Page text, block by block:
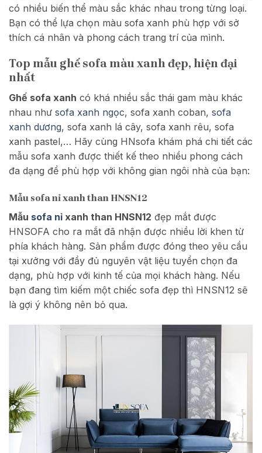
có nhiều biến thể màu sắc khác nhau trong từng loại.
Bạn có thể lựa chọn màu sofa xanh phù hợp với sở
thích cá nhân và phong cách trang trí của mình.
Top mẫu ghế sofa màu xanh đẹp, hiện đại
nhất
Ghế sofa xanh có khá nhiều sắc thái gam màu khác
nhau như sofa xanh ngọc, sofa xanh coban, sofa
xanh dương, sofa xanh lá cây, sofa xanh rêu, sofa
xanh pastel,… Hãy cùng HNsofa khám phá chi tiết các
mẫu sofa xanh được thiết kế theo nhiều phong cách
đa dạng để phù hợp với không gian ngôi nhà của bạn:
Mẫu sofa nỉ xanh than HNSN12
Mẫu sofa nỉ xanh than HNSN12 đẹp mắt được
HNSOFA cho ra mắt đã nhận được nhiều lời khen từ
phía khách hàng. Sản phẩm được đóng theo yêu cầu
tại xưởng với đầy đủ nguyên vật liệu tuyển chọn đa
dạng, phù hợp với kinh tế của mọi khách hàng. Nếu
bạn đang tìm kiếm một chiếc sofa đẹp thì HNSN12 sẽ
là gợi ý không nên bỏ qua.